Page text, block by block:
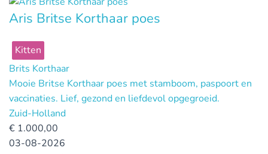
Aris Britse Korthaar poes
Kitten
Brits Korthaar
Mooie Britse Korthaar poes met stamboom, paspoort en
vaccinaties. Lief, gezond en liefdevol opgegroeid.
Zuid-Holland
€ 1.000,00
03-08-2026